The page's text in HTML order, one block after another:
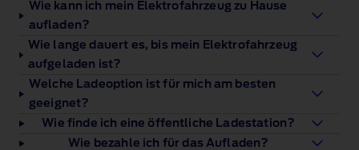
Wie kann ich mein Elektrofahrzeug zu Hause
aufladen?
Wie lange dauert es, bis mein Elektrofahrzeug
aufgeladen ist?
Welche Ladeoption ist für mich am besten
geeignet?
Wie finde ich eine öffentliche Ladestation?
Wie bezahle ich für das Aufladen?